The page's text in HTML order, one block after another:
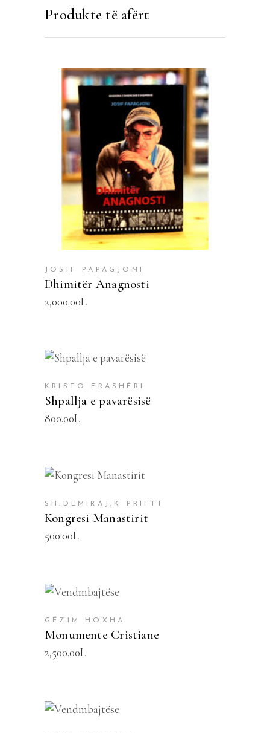
Produkte të afërt
SHTOJE NË SHPORTË
JOSIF PAPAGJONI
Dhimitër Anagnosti
2,000.00L
SHTOJE NË SHPORTË
KRISTO FRASHËRI
Shpallja e pavarësisë
800.00L
SHTOJE NË SHPORTË
SH.DEMIRAJ,K PRIFTI
Kongresi Manastirit
500.00L
SHTOJE NË SHPORTË
GËZIM HOXHA
Monumente Cristiane
2,500.00L
SHTOJE NË SHPORTË